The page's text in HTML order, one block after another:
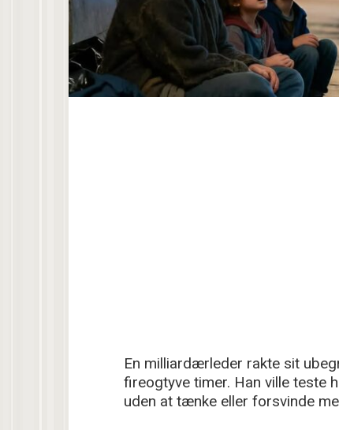
En milliardærleder rakte sit
fireogtyve timer. Han ville teste
uden at tænke eller forsvinde